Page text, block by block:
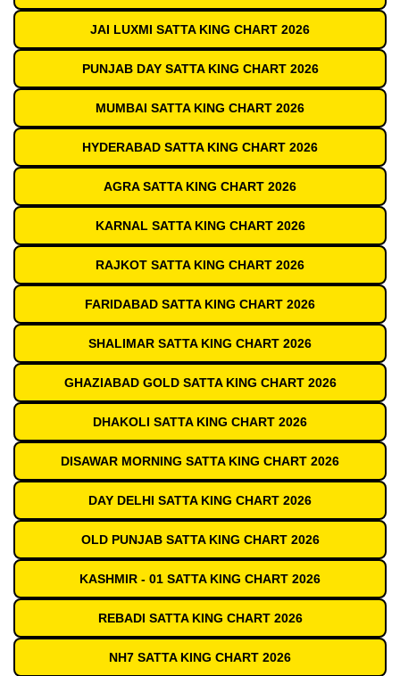
JAI LUXMI SATTA KING CHART 2026
PUNJAB DAY SATTA KING CHART 2026
MUMBAI SATTA KING CHART 2026
HYDERABAD SATTA KING CHART 2026
AGRA SATTA KING CHART 2026
KARNAL SATTA KING CHART 2026
RAJKOT SATTA KING CHART 2026
FARIDABAD SATTA KING CHART 2026
SHALIMAR SATTA KING CHART 2026
GHAZIABAD GOLD SATTA KING CHART 2026
DHAKOLI SATTA KING CHART 2026
DISAWAR MORNING SATTA KING CHART 2026
DAY DELHI SATTA KING CHART 2026
OLD PUNJAB SATTA KING CHART 2026
KASHMIR - 01 SATTA KING CHART 2026
REBADI SATTA KING CHART 2026
NH7 SATTA KING CHART 2026